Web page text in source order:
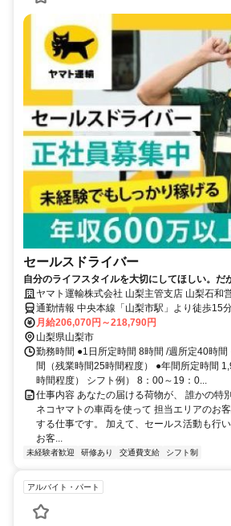
セールスドライバー
自分のライフスタイルを大切にしてほしい。だ
は収入も休日も充実
ヤマト運輸株式会社 山梨主管支店 山梨石和
通勤情報 中央本線「山梨市駅」より徒歩15
月給206,070円～218,790円
山梨県山梨市
勤務時間 ●1日所定時間 8時間 /週所定40時
間（残業時間25時間程度） ●年間所定時間
時間程度） シフト例） 8：00～19：0...
仕事内容 あなたの届ける荷物が、 誰かの特
ネコヤマトの車両を使って 担当エリアのお
する仕事です。 加えて、セールス活動も行
お客...
未経験者歓迎 研修あり 交通費支給 シフト制
アルバイト・パート